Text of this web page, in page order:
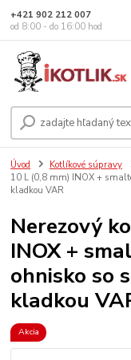
+421 902 212 007
od 8:00 - do 16:00 hod
Úvod Kotlíkové súpravy
10 L (0,8 mm) INOX +
kladkou VAR
Nerezový
INOX +
ohnisko so
kladkou
Akcia